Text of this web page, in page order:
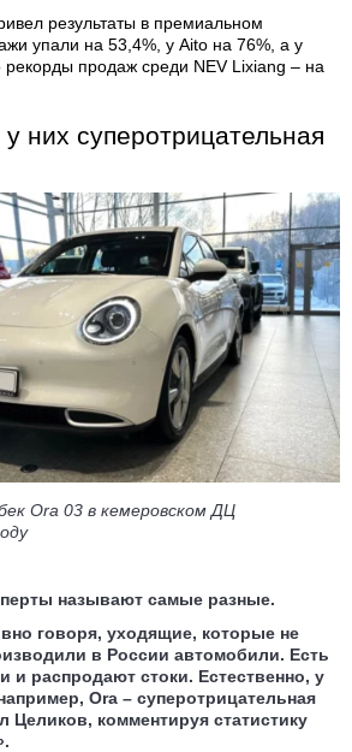
результаты в премиальном
упали на 53,4%, у Aito на 76%, а у
продаж среди NEV Lixiang – на
них суперотрицательная
Ora 03 в кемеровском ДЦ
называют самые разные.
говоря, уходящие, которые не
в России автомобили. Есть
и распродают стоки. Естественно, у
Ora – суперотрицательная
Целиков, комментируя статистику